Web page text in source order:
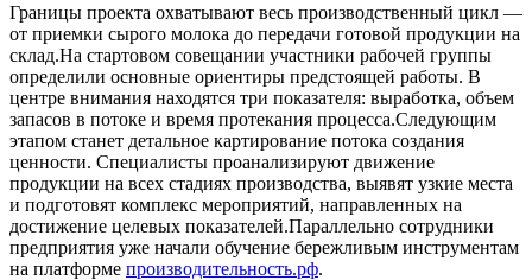
Границы проекта охватывают весь производственный цикл —
от приемки сырого молока до передачи готовой продукции на
склад.На стартовом совещании участники рабочей группы
определили основные ориентиры предстоящей работы. В
центре внимания находятся три показателя: выработка, объем
запасов в потоке и время протекания процесса.Следующим
этапом станет детальное картирование потока создания
ценности. Специалисты проанализируют движение
продукции на всех стадиях производства, выявят узкие места
и подготовят комплекс мероприятий, направленных на
достижение целевых показателей.Параллельно сотрудники
предприятия уже начали обучение бережливым инструментам
на платформе производительность.рф.